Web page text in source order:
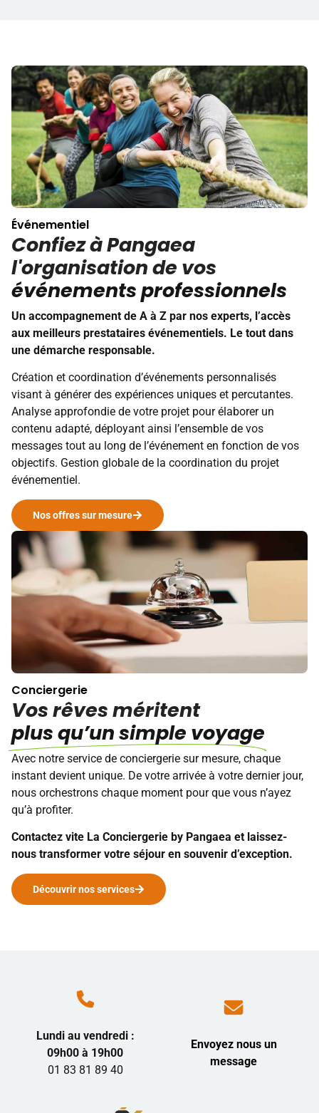
Événementiel
Confiez à Pangaea
l'organisation de vos
événements professionnels
Un accompagnement de A à Z par nos experts, l’accès
aux meilleurs prestataires événementiels. Le tout dans
une démarche responsable.
Création et coordination d’événements personnalisés
visant à générer des expériences uniques et percutantes.
Analyse approfondie de votre projet pour élaborer un
contenu adapté, déployant ainsi l’ensemble de vos
messages tout au long de l’événement en fonction de vos
objectifs. Gestion globale de la coordination du projet
événementiel.
Nos offres sur mesure
Conciergerie
Vos rêves méritent
plus qu’un simple voyage
Avec notre service de conciergerie sur mesure, chaque
instant devient unique. De votre arrivée à votre dernier jour,
nous orchestrons chaque moment pour que vous n’ayez
qu’à profiter.
Contactez vite La Conciergerie by Pangaea et laissez-
nous transformer votre séjour en souvenir d’exception.
Découvrir nos services
Lundi au vendredi :
09h00 à 19h00
01 83 81 89 40
Envoyez nous un
message